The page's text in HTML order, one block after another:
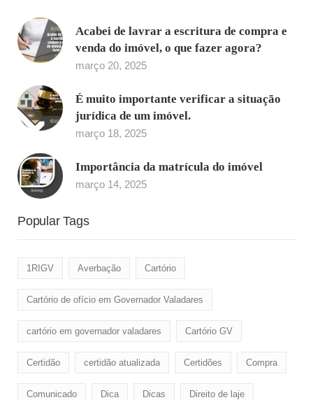
Acabei de lavrar a escritura de compra e
venda do imóvel, o que fazer agora?
março 20, 2025
É muito importante verificar a situação
jurídica de um imóvel.
março 18, 2025
Importância da matrícula do imóvel
março 14, 2025
Popular Tags
1RIGV Averbação Cartório
Cartório de ofício em Governador Valadares
cartório em governador valadares Cartório GV
Certidão certidão atualizada Certidões Compra
Comunicado Dica Dicas Direito de laje